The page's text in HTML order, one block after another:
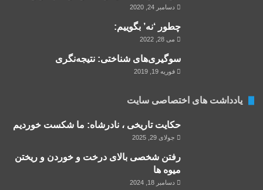
دسامبر 24, 2020
چطور ‘نه’ بگوییم:
می 28, 2022
سوگیری‌های شناختی: نتیجه‌نگری
فوریه 19, 2019
یادداشت های اختصاصی سایت
حکایت تاریخی ، نادرشاه: ما شکست خوردیم
جولای 29, 2025
رفتن شخصی بالای درخت و خوردن و ریختن
میوه ها
دسامبر 18, 2024